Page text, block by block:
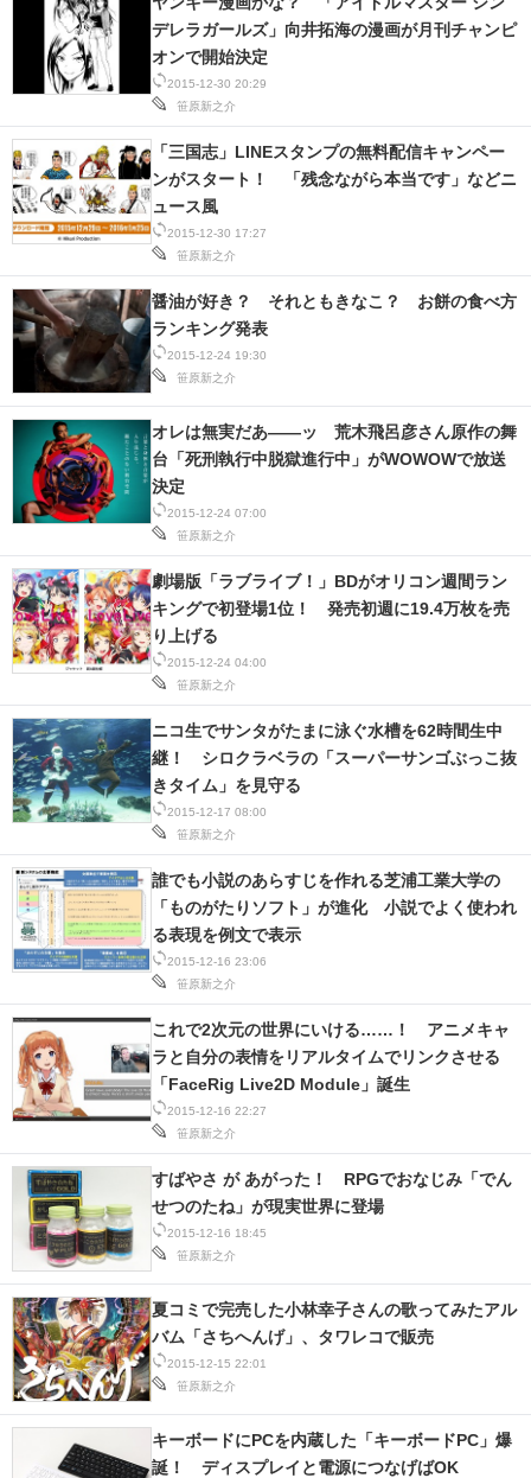
2015-12-30 20:29
笹原新之介
デレラガールズ」向井拓海の漫画が月刊チャンピ
オンで開始決定
2015-12-30 17:27
笹原新之介
「三国志」LINEスタンプの無料配信キャンペー
ンがスタート！ 「残念ながら本当です」などニ
ュース風
2015-12-24 19:30
笹原新之介
醤油が好き？ それともきなこ？ お餅の食べ方
ランキング発表
2015-12-24 07:00
笹原新之介
オレは無実だあ――ッ 荒木飛呂彦さん原作の舞
台「死刑執行中脱獄進行中」がWOWOWで放送
決定
2015-12-24 04:00
笹原新之介
劇場版「ラブライブ！」BDがオリコン週間ラン
キングで初登場1位！ 発売初週に19.4万枚を売
り上げる
2015-12-17 08:00
笹原新之介
ニコ生でサンタがたまに泳ぐ水槽を62時間生中
継！ シロクラベラの「スーパーサンゴぶっこ抜
きタイム」を見守る
2015-12-16 23:06
笹原新之介
誰でも小説のあらすじを作れる芝浦工業大学の
「ものがたりソフト」が進化 小説でよく使われ
る表現を例文で表示
2015-12-16 22:27
笹原新之介
これで2次元の世界にいける……！ アニメキャ
ラと自分の表情をリアルタイムでリンクさせる
「FaceRig Live2D Module」誕生
2015-12-16 18:45
笹原新之介
すばやさ が あがった！ RPGでおなじみ「でん
せつのたね」が現実世界に登場
2015-12-15 22:01
笹原新之介
夏コミで完売した小林幸子さんの歌ってみたアル
バム「さちへんげ」、タワレコで販売
キーボードにPCを内蔵した「キーボードPC」爆
誕！ ディスプレイと電源につなげばOK